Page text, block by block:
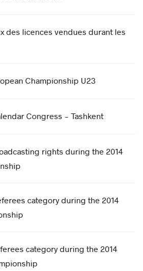
des licences vendues durant les
Championship U23
Congress - Tashkent
rights during the 2014
category during the 2014
category during the 2014